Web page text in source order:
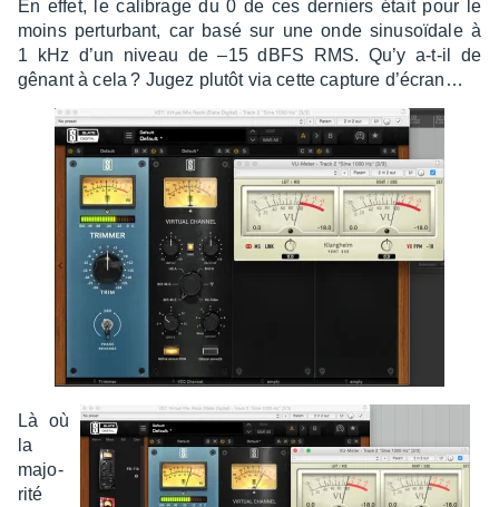
En effet, le cali­brage du 0 de ces derniers était pour le
moins pertur­bant, car basé sur une onde sinu­soï­dale à
1 kHz d’un niveau de –15 dBFS RMS. Qu’y a-t-il de
gênant à cela ? Jugez plutôt via cette capture d’écran…
Là où
la
majo­
rité